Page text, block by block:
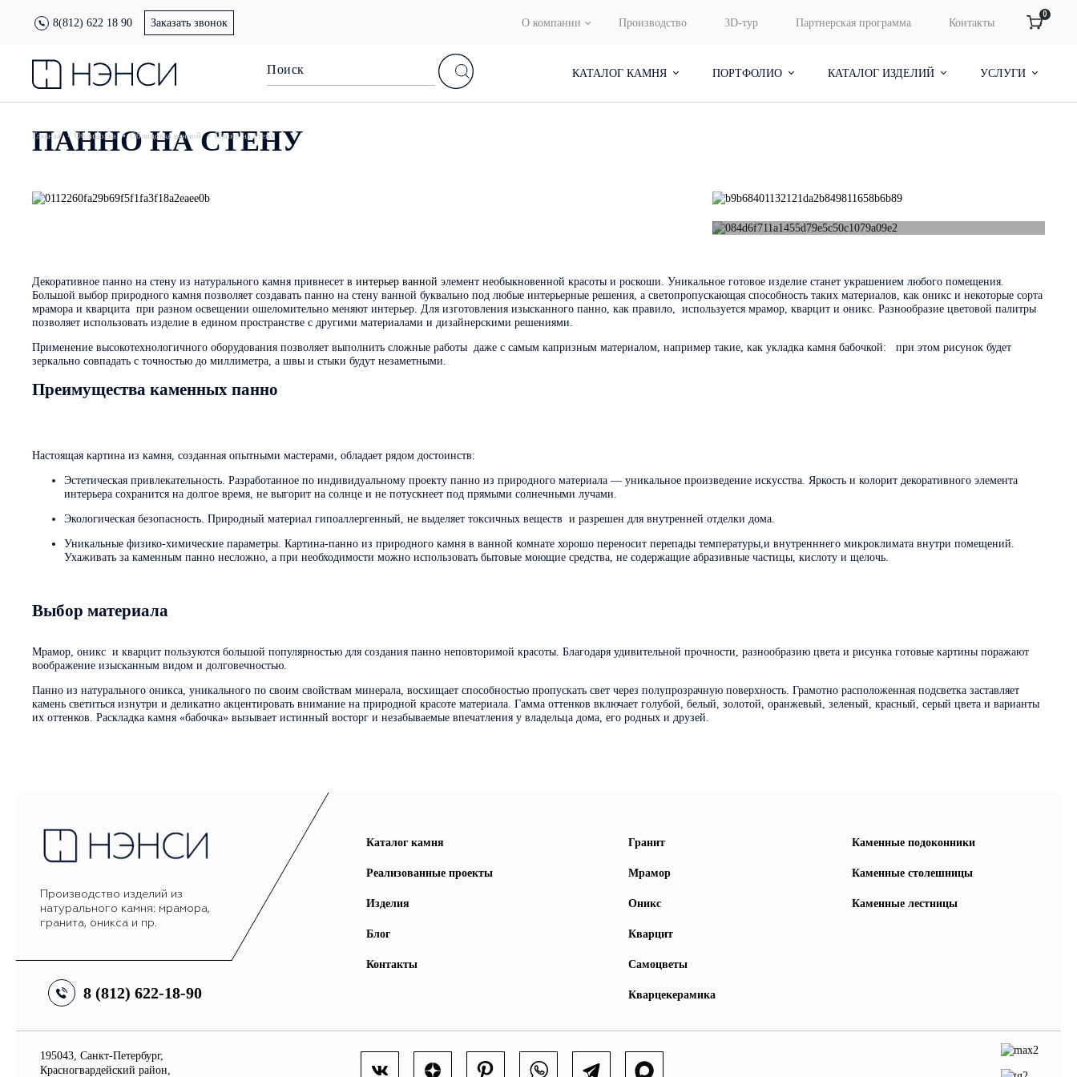
8(812) 622 18 90 Заказать звонок О компании Производство 3D-тур Партнерская программа Контакты
0
КАТАЛОГ КАМНЯ ПОРТФОЛИО КАТАЛОГ ИЗДЕЛИЙ УСЛУГИ
Главная Облицовка Облицовка ванной Панно на стену
ПАННО НА СТЕНУ
Декоративное панно на стену из натурального камня привнесет в интерьер ванной элемент необыкновенной красоты и роскоши. Уникальное готовое изделие станет украшением любого помещения.
Большой выбор природного камня позволяет создавать панно на стену ванной буквально под любые интерьерные решения, а светопропускающая способность таких материалов, как оникс и некоторые сорта
мрамора и кварцита при разном освещении ошеломительно меняют интерьер. Для изготовления изысканного панно, как правило, используется мрамор, кварцит и оникс. Разнообразие цветовой палитры
позволяет использовать изделие в едином пространстве с другими материалами и дизайнерскими решениями.
Применение высокотехнологичного оборудования позволяет выполнить сложные работы даже с самым капризным материалом, например такие, как укладка камня бабочкой: при этом рисунок будет
зеркально совпадать с точностью до миллиметра, а швы и стыки будут незаметными.
Преимущества каменных панно
Настоящая картина из камня, созданная опытными мастерами, обладает рядом достоинств:
Эстетическая привлекательность. Разработанное по индивидуальному проекту панно из природного материала — уникальное произведение искусства. Яркость и колорит декоративного элемента
интерьера сохранится на долгое время, не выгорит на солнце и не потускнеет под прямыми солнечными лучами.
Экологическая безопасность. Природный материал гипоаллергенный, не выделяет токсичных веществ и разрешен для внутренней отделки дома.
Уникальные физико-химические параметры. Картина-панно из природного камня в ванной комнате хорошо переносит перепады температуры,и внутренннего микроклимата внутри помещений.
Ухаживать за каменным панно несложно, а при необходимости можно использовать бытовые моющие средства, не содержащие абразивные частицы, кислоту и щелочь.
Выбор материала
Мрамор, оникс и кварцит пользуются большой популярностью для создания панно неповторимой красоты. Благодаря удивительной прочности, разнообразию цвета и рисунка готовые картины поражают
воображение изысканным видом и долговечностью.
Панно из натурального оникса, уникального по своим свойствам минерала, восхищает способностью пропускать свет через полупрозрачную поверхность. Грамотно расположенная подсветка заставляет
камень светиться изнутри и деликатно акцентировать внимание на природной красоте материала. Гамма оттенков включает голубой, белый, золотой, оранжевый, зеленый, красный, серый цвета и варианты
их оттенков. Раскладка камня «бабочка» вызывает истинный восторг и незабываемые впечатления у владельца дома, его родных и друзей.
Производство изделий из
натурального камня: мрамора,
гранита, оникса и пр.
Каталог камня
Реализованные проекты
Изделия
Блог
Контакты
Гранит
Мрамор
Оникс
Кварцит
Самоцветы
Кварцекерамика
Каменные подоконники
Каменные столешницы
Каменные лестницы
8 (812) 622-18-90
195043, Санкт-Петербург,
Красногвардейский район,